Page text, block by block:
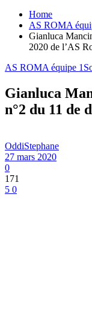
Home
AS ROMA
Gianluca
2020 de l’AS
AS ROMA équipe 1
Gianluca
n°2 du 11 de
OddiStephane
27 mars 2020
0
171
5 0